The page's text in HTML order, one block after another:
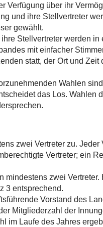
Verfügung über ihr
und ihre Stellvertreter
gewählt.
Stellvertreter werden
mit einfacher
statt, der Ort und
Wahlen
das Los. Wahlen
zwei Vertreter zu. Jeder
Vertreter; ein
mindestens zwei
3 entsprechend.
Vorstand des
Mitgliederzahl der
im Laufe des Jahres